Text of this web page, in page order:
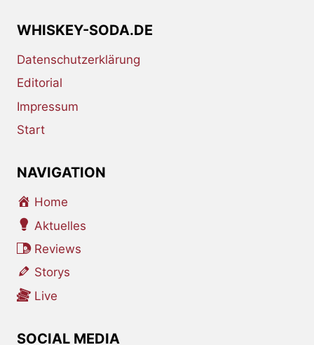
WHISKEY-SODA.DE
Datenschutzerklärung
Editorial
Impressum
Start
NAVIGATION
Home
Aktuelles
Reviews
Storys
Live
SOCIAL MEDIA